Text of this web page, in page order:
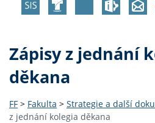
Zápisy z jednání
děkana
FF > Fakulta > Strategie a další
z jednání kolegia děkana